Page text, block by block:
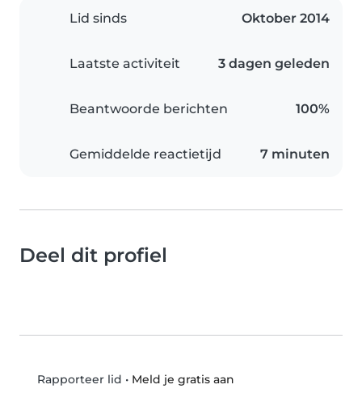
Lid sinds Oktober 2014
Laatste activiteit 3 dagen geleden
Beantwoorde berichten 100%
Gemiddelde reactietijd 7 minuten
Deel dit profiel
Rapporteer lid • Meld je gratis aan